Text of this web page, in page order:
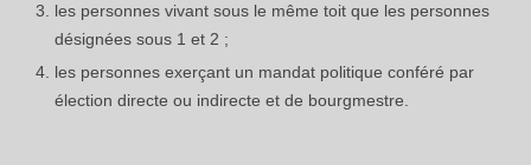
les personnes vivant sous le même toit que les personnes
désignées sous 1 et 2 ;
les personnes exerçant un mandat politique conféré par
élection directe ou indirecte et de bourgmestre.